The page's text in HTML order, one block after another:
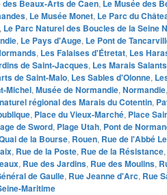
des Beaux-Arts de Caen, Le Musée des
, Le Musée Monet, Le Parc du
, Le Parc Naturel des Boucles de la Seine
, Le Pays d'Auge, Le Pont de
, Les Falaises d'Étretat, Les
de Saint-Jacques, Les Marais Salants
de Saint-Malo, Les Sables d'Olonne,
Michel, Musée de Normandie, Normandie,
régional des Marais du Cotentin,
, Place du Vieux-Marché, Place
de Sword, Plage Utah, Pont de
de la Bourse, Rouen, Rue de l'Abbé
, Rue de la Poste, Rue de la Résistance,
, Rue des Jardins, Rue des Moulins,
de Gaulle, Rue Jeanne d'Arc, Rue
Maritime